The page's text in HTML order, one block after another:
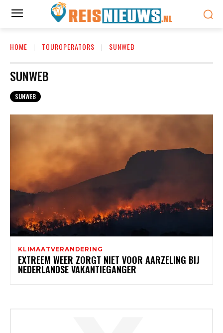
HOME TOUROPERATORS SUNWEB
SUNWEB
SUNWEB
KLIMAATVERANDERING
EXTREEM WEER ZORGT NIET VOOR AARZELING BIJ
NEDERLANDSE VAKANTIEGANGER